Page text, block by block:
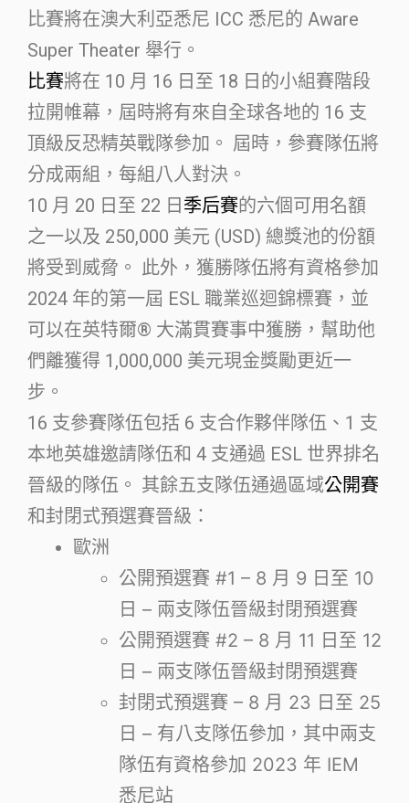
比賽將在澳大利亞悉尼 ICC 悉尼的 Aware
Super Theater 舉行。
比賽將在 10 月 16 日至 18 日的小組賽階段
拉開帷幕，屆時將有來自全球各地的 16 支
頂級反恐精英戰隊參加。 屆時，參賽隊伍將
分成兩組，每組八人對決。
10 月 20 日至 22 日 季后賽的六個可用名額
之一以及 250,000 美元 (USD) 總獎池的份額
將受到威脅。 此外，獲勝隊伍將有資格參加
2024 年的第一屆 ESL 職業巡迴錦標賽，並
可以在英特爾® 大滿貫賽事中獲勝，幫助他
們離獲得 1,000,000 美元現金獎勵更近一
步。
16 支參賽隊伍包括 6 支合作夥伴隊伍、1 支
本地英雄邀請隊伍和 4 支通過 ESL 世界排名
晉級的隊伍。 其餘五支隊伍通過區域公開賽
和封閉式預選賽晉級：
歐洲
公開預選賽 #1 – 8 月 9 日至 10
日 – 兩支隊伍晉級封閉預選賽
公開預選賽 #2 – 8 月 11 日至 12
日 – 兩支隊伍晉級封閉預選賽
封閉式預選賽 – 8 月 23 日至 25
日 – 有八支隊伍參加，其中兩支
隊伍有資格參加 2023 年 IEM
悉尼站